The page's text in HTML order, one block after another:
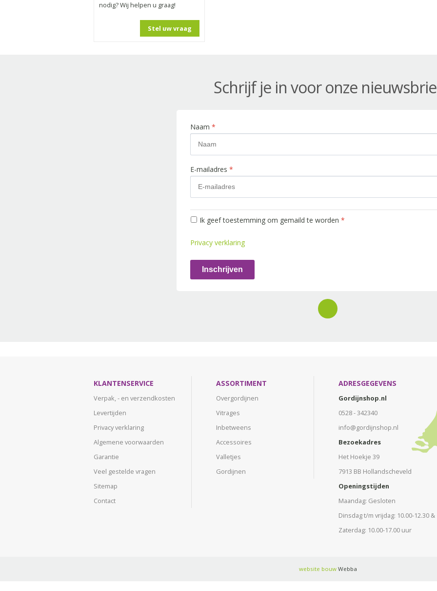
nodig? Wij helpen u graag!
Stel uw vraag
Schrijf je in voor onze
Naam *
E-mailadres *
Ik geef toestemming om gemaild te worden *
Privacy verklaring
Inschrijven
KLANTENSERVICE
Verpak, - en verzendkosten
Levertijden
Privacy verklaring
Algemene voorwaarden
Garantie
Veel gestelde vragen
Sitemap
Contact
ASSORTIMENT
Overgordijnen
Vitrages
Inbetweens
Accessoires
Valletjes
Gordijnen
ADRESGEGEVENS
Gordijnshop.nl
0528 - 342340
info@gordijnshop.nl
Bezoekadres
Het Hoekje 39
7913 BB Hollandscheveld
Openingstijden
Maandag: Gesloten
Dinsdag t/m vrijdag: 10.00-12.30
Zaterdag: 10.00-17.00 uur
website bouwWebba